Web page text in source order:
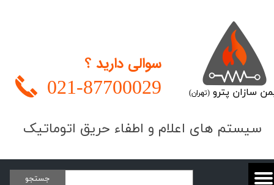
​​​سیستم های اعلام و اطفاء حریق اتوماتیک
سازان پترو(تهران)
سوالی دارید ؟
021-87700029
جستجو